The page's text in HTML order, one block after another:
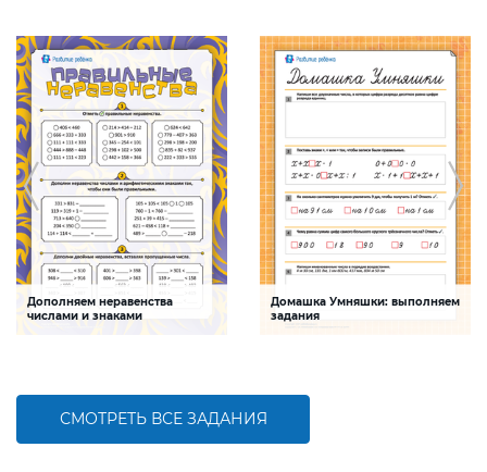
Дополняем неравенства
числами и знаками
Домашка Умняшки: выполняем
задания
работать с именованными числами
СМОТРЕТЬ ВСЕ ЗАДАНИЯ